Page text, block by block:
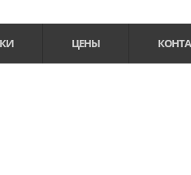
ЦЕНЫ